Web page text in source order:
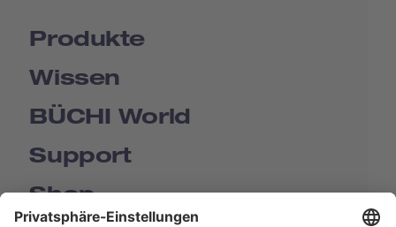
Produkte
Wissen
BÜCHI World
Support
Shop